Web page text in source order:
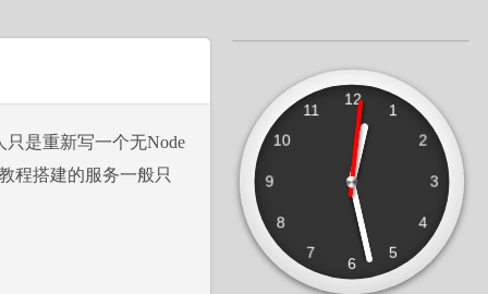
是重新写一个无Node
程搭建的服务一般只
1
2
3
4
5
6
7
8
9
10
11
12